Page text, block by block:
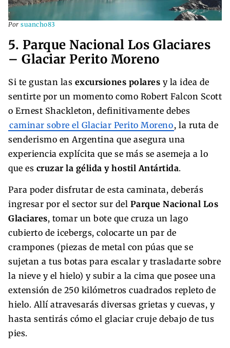
Por suancho83
5. Parque Nacional Los Glaciares
– Glaciar Perito Moreno
Si te gustan las excursiones polares y la idea de
sentirte por un momento como Robert Falcon Scott
o Ernest Shackleton, definitivamente debes
caminar sobre el Glaciar Perito Moreno, la ruta de
senderismo en Argentina que asegura una
experiencia explícita que se más se asemeja a lo
que es cruzar la gélida y hostil Antártida.
Para poder disfrutar de esta caminata, deberás
ingresar por el sector sur del Parque Nacional Los
Glaciares, tomar un bote que cruza un lago
cubierto de icebergs, colocarte un par de
crampones (piezas de metal con púas que se
sujetan a tus botas para escalar y trasladarte sobre
la nieve y el hielo) y subir a la cima que posee una
extensión de 250 kilómetros cuadrados repleto de
hielo. Allí atravesarás diversas grietas y cuevas, y
hasta sentirás cómo el glaciar cruje debajo de tus
pies.